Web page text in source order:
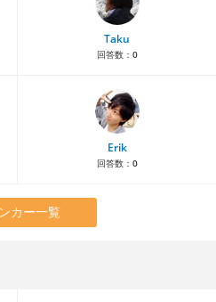
Taku
回答数： 0
Erik
回答数： 0
カー一覧